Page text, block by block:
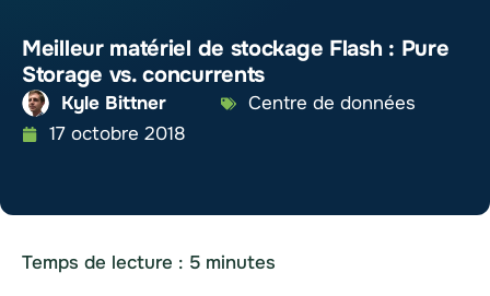
Meilleur matériel de stockage Flash : Pure
Storage vs. concurrents
Kyle Bittner
Centre de données
17 octobre 2018
Temps de lecture : 5 minutes